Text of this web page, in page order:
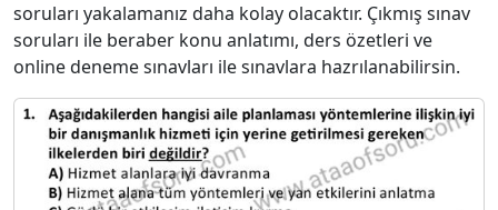
soruları yakalamanız daha kolay olacaktır. Çıkmış sınav
soruları ile beraber konu anlatımı, ders özetleri ve
online deneme sınavları ile sınavlara hazrılanabilirsin.